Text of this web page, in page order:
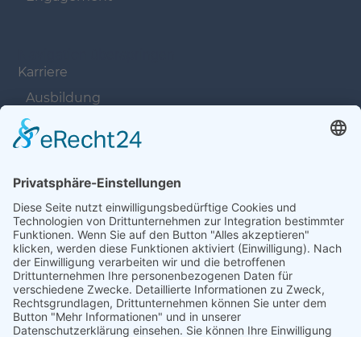
Karriere
Ausbildung
Offene Stellen
Navigation überspringen